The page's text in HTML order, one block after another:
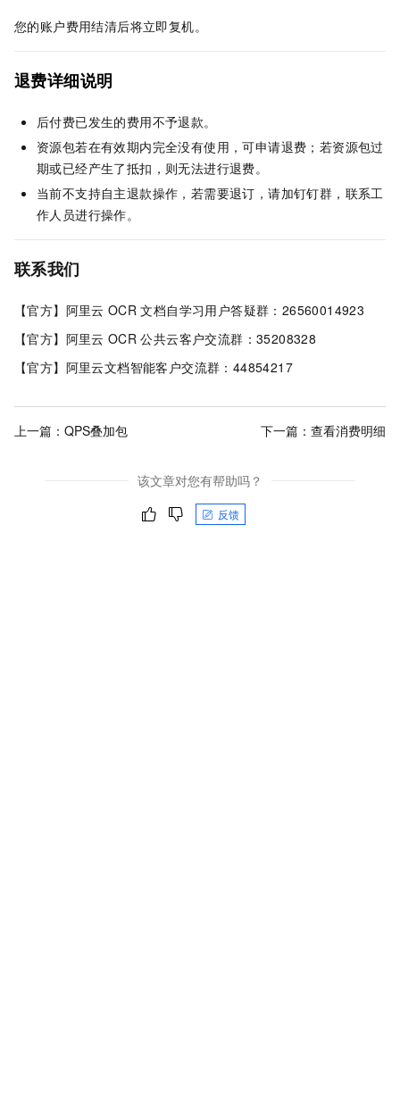
您的账户费用结清后将立即复机。
退费详细说明
后付费已发生的费用不予退款。
资源包若在有效期内完全没有使用，可申请退费；若资源包过
期或已经产生了抵扣，则无法进行退费。
当前不支持自主退款操作，若需要退订，请加钉钉群，联系工
作人员进行操作。
联系我们
【官方】阿里云 OCR 文档自学习用户答疑群：26560014923
【官方】阿里云 OCR 公共云客户交流群：35208328
【官方】阿里云文档智能客户交流群：44854217
上一篇： QPS叠加包 下一篇： 查看消费明细
该文章对您有帮助吗？
反馈